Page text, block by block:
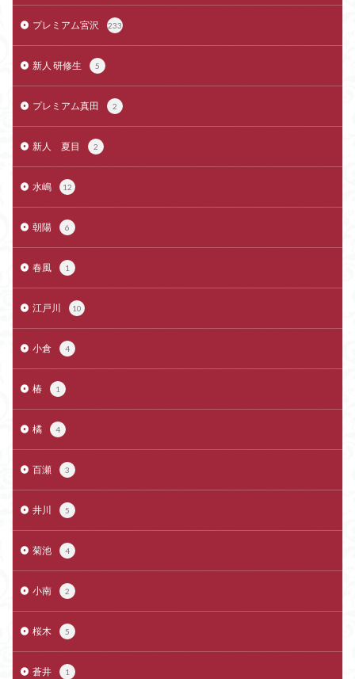
プレミアム宮沢 233
新人 研修生 5
プレミアム真田 2
新人 夏目 2
水嶋 12
朝陽 6
春風 1
江戸川 10
小倉 4
椿 1
橘 4
百瀬 3
井川 5
菊池 4
小南 2
桜木 5
蒼井 1